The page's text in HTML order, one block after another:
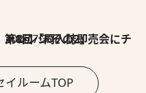
2026.7.30
第8回「同人誌即売会にチャレンジ その2」
イルームTOP